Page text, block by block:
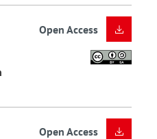
Open Access
Open Access